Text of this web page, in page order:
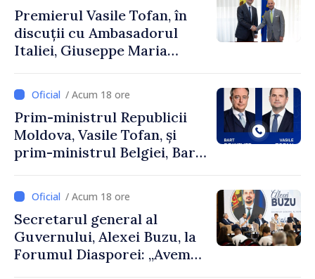
Premierul Vasile Tofan, în
discuții cu Ambasadorul
Italiei, Giuseppe Maria
/ Acum 18 ore
Prim-ministrul Republicii
Moldova, Vasile Tofan, și
prim-ministrul Belgiei, Bart
despre parcursul european
al Republicii Moldova.
/ Acum 18 ore
Secretarul general al
Guvernului, Alexei Buzu, la
Forumul Diasporei: „Avem